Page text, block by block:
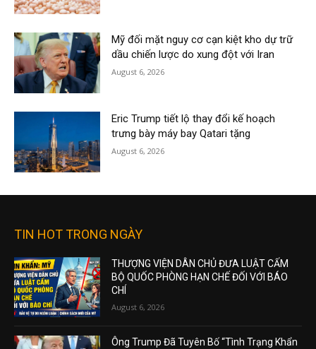
Mỹ đối mặt nguy cơ cạn kiệt kho dự trữ
dầu chiến lược do xung đột với Iran
August 6, 2026
Eric Trump tiết lộ thay đổi kế hoạch
trưng bày máy bay Qatari tặng
August 6, 2026
TIN HOT TRONG NGÀY
THƯỢNG VIỆN DÂN CHỦ ĐƯA LUẬT CẤM
BỘ QUỐC PHÒNG HẠN CHẾ ĐỐI VỚI BÁO
CHÍ
August 6, 2026
Ông Trump Đã Tuyên Bố “Tình Trạng Khẩn